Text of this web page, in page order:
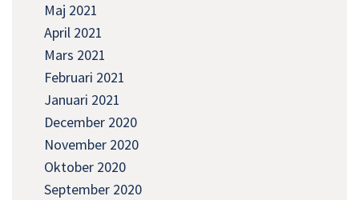
Maj 2021
April 2021
Mars 2021
Februari 2021
Januari 2021
December 2020
November 2020
Oktober 2020
September 2020